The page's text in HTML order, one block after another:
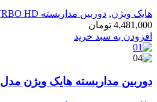
هایک ویژن, دوربین مداربسته TURBO HD
4,481,000 تومان
افزودن به سبد خرید
دوربین مداربسته هایک ویژن مدل DS-2CE16D0T-ITFS